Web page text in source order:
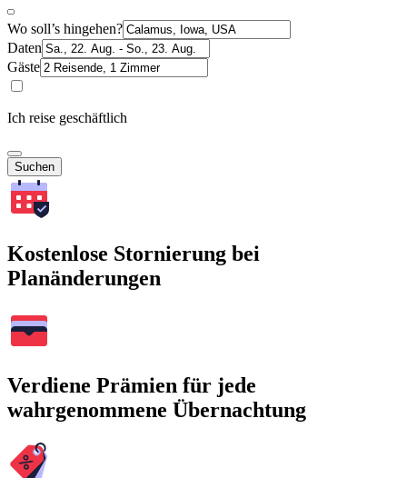
Wo soll’s hingehen?
Daten
Gäste
Ich reise geschäftlich
Suchen
Kostenlose Stornierung bei
Planänderungen
Verdiene Prämien für jede
wahrgenommene Übernachtung